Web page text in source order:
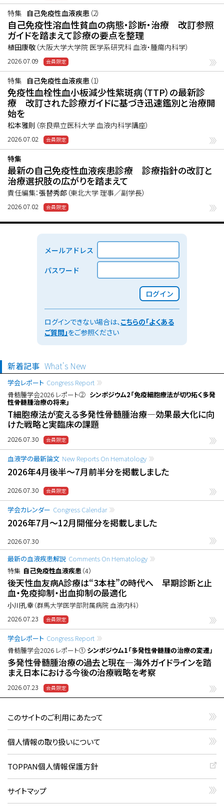
特集 自己免疫性血液疾患 （2）
自己免疫性溶血性貧血の病態・診断・治療 改訂参照
ガイドを踏まえて診療の要点を整理
植田康敬 （大阪大学大学院 医学系研究科 血液・腫瘍内科学）
2026.07.09
特集 自己免疫性血液疾患 （1）
免疫性血栓性血小板減少性紫斑病（TTP）の最新診
療 改訂された診療ガイドに基づき迅速鑑別と治療開
始を
松本雅則 （奈良県立医科大学 血液内科学講座）
2026.07.02
特集
最新の自己免疫性血液疾患診療 診療指針の改訂と
治療選択肢の広がりを踏まえて
責任編集：張替秀郎 （東北大学 理事／副学長）
2026.07.02
メールアドレス
パスワード
ログイン
ログインできない場合は、こちらの「よくある
ご質問」をご参照ください
新着記事 What's New
学会レポート Congress Report
骨髄腫学会2026 レポート② シンポジウム2「免疫細胞療法が切り拓く多発
性骨髄腫治療の将来」
T細胞療法が変える多発性骨髄腫治療―効果最大化に向
けた戦略と実臨床の課題
2026.07.30
血液学の最新論文 New Reports On Hematology
2026年4月後半〜7月前半分を掲載しました
2026.07.30
学会カレンダー Congress Calendar
2026年7月〜12月開催分を掲載しました
2026.07.30
最新の血液疾患解説 Comments On Hematology
特集 自己免疫性血液疾患（4）
後天性血友病A診療は“3本柱”の時代へ 早期診断と止
血・免疫抑制・出血抑制の最適化
小川孔幸（群馬大学医学部附属病院 血液内科）
2026.07.23
学会レポート Congress Report
骨髄腫学会2026 レポート① シンポジウム1「多発性骨髄腫の治療の変遷」
多発性骨髄腫治療の過去と現在―海外ガイドラインを踏
まえ日本における今後の治療戦略を考察
2026.07.23
このサイトのご利用にあたって
個人情報の取り扱いについて
TOPPAN個人情報保護方針
サイトマップ